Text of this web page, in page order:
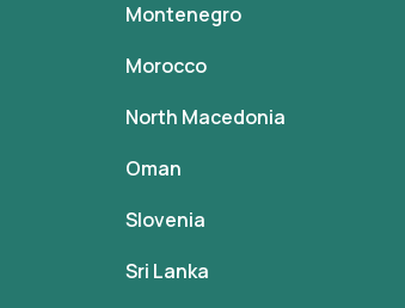
Montenegro
Morocco
North Macedonia
Oman
Slovenia
Sri Lanka